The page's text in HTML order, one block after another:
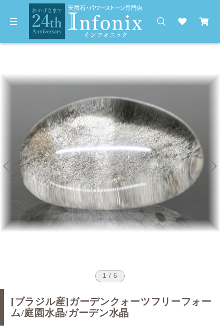
1 / 6
[ブラジル産]ガーデンクォーツフリーフォー
ム/庭園水晶/ガーデン水晶